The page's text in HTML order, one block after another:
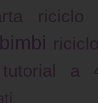
riciclo
tutorial a